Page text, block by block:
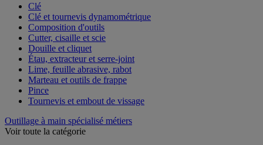
Clé
Clé et tournevis dynamométrique
Composition d'outils
Cutter, cisaille et scie
Douille et cliquet
Étau, extracteur et serre-joint
Lime, feuille abrasive, rabot
Marteau et outils de frappe
Pince
Tournevis et embout de vissage
Outillage à main spécialisé métiers
Voir toute la catégorie